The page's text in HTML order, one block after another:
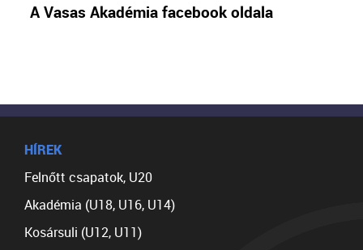
A Vasas Akadémia facebook oldala
HÍREK
Felnőtt csapatok, U20
Akadémia (U18, U16, U14)
Kosársuli (U12, U11)